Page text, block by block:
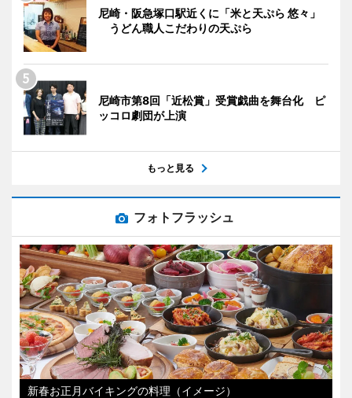
尼崎・阪急塚口駅近くに「米と天ぷら 悠々」
うどん職人こだわりの天ぷら
尼崎市第8回「近松賞」受賞戯曲を舞台化 ピ
ッコロ劇団が上演
もっと見る
フォトフラッシュ
新春お正月バイキングの料理（イメージ）